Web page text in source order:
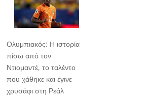
Ολυμπιακός: Η ιστορία
πίσω από τον
Ντιομαντέ, το ταλέντο
που χάθηκε και έγινε
χρυσάφι στη Ρεάλ